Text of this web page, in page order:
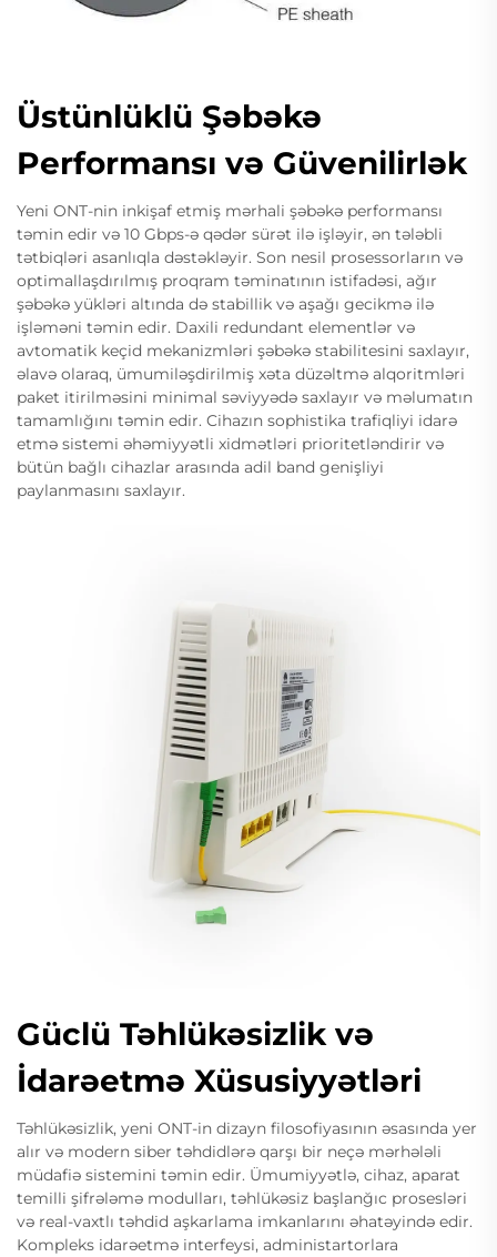
Üstünlüklü Şəbəkə
Performansı və Güvenilirlək
Yeni ONT-nin inkişaf etmiş mərhali şəbəkə performansı
təmin edir və 10 Gbps-ə qədər sürət ilə işləyir, ən tələbli
tətbiqləri asanlıqla dəstəkləyir. Son nesil prosessorların və
optimallaşdırılmış proqram təminatının istifadəsi, ağır
şəbəkə yükləri altında də stabillik və aşağı gecikmə ilə
işləməni təmin edir. Daxili redundant elementlər və
avtomatik keçid mekanizmləri şəbəkə stabilitesini saxlayır,
əlavə olaraq, ümumiləşdirilmiş xəta düzəltmə alqoritmləri
paket itirilməsini minimal səviyyədə saxlayır və məlumatın
tamamlığını təmin edir. Cihazın sophistika trafiqliyi idarə
etmə sistemi əhəmiyyətli xidmətləri prioritetləndirir və
bütün bağlı cihazlar arasında adil band genişliyi
paylanmasını saxlayır.
Güclü Təhlükəsizlik və
İdarəetmə Xüsusiyyətləri
Təhlükəsizlik, yeni ONT-in dizayn filosofiyasının əsasında yer
alır və modern siber təhdidlərə qarşı bir neçə mərhələli
müdafiə sistemini təmin edir. Ümumiyyətlə, cihaz, aparat
temilli şifrələmə modulları, təhlükəsiz başlanğıc prosesləri
və real-vaxtlı təhdid aşkarlama imkanlarını əhatəyində edir.
Kompleks idarəetmə interfeysi, administartorlara